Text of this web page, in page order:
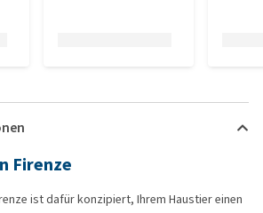
Firenze
ist dafür konzipiert, Ihrem Haustier einen